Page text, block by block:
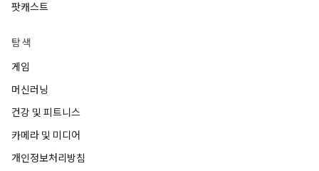
팟캐스트
탐색
게임
머신러닝
건강 및 피트니스
카메라 및 미디어
개인정보처리방침